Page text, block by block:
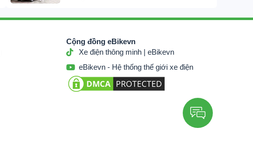
Cộng đồng eBikevn
Xe điện thông minh | eBikevn
eBikevn - Hệ thống thế giới xe điện